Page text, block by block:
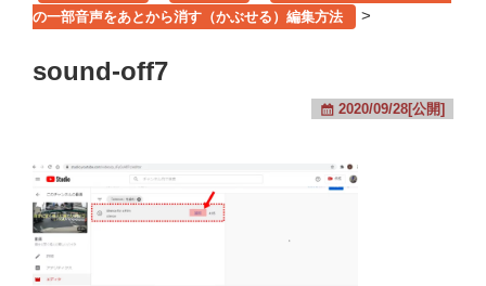
の一部音声をあとから消す（かぶせる）編集方法
>
sound-off7
2020/09/28[公開]